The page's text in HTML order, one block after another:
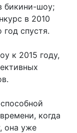
бикини-шоу;
в 2010
год спустя.
к 2015 году,
когда
она уже